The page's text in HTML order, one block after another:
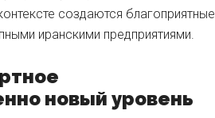
создаются благоприятные
иранскими предприятиями.
новый уровень